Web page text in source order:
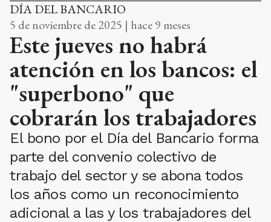
DÍA DEL BANCARIO
5 de noviembre de 2025 | hace 9 meses
Este jueves no habrá
atención en los bancos: el
"superbono" que
cobrarán los trabajadores
El bono por el Día del Bancario forma
parte del convenio colectivo de
trabajo del sector y se abona todos
los años como un reconocimiento
adicional a las y los trabajadores del